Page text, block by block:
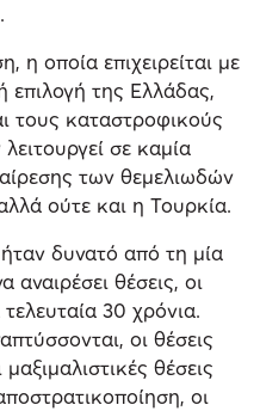
οποία επιχειρείται με
επιλογή της Ελλάδας,
τους καταστροφικούς
σε καμία
των θεμελιωδών
ούτε και η Τουρκία.
δυνατό από τη μία
θέσεις, οι
30 χρόνια.
οι θέσεις
θέσεις
οι